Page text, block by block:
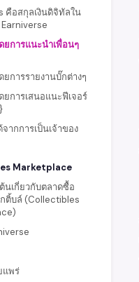
คือสกุลเงินดิจิทัลใน
ยการแนะนำเพื่อนๆ
ยการรายงานบั๊กต่างๆ
ยการเสนอแนะฟีเจอร์
จากการเป็นเจ้าของ
Marketplace
นเกี่ยวกับตลาดซื้อ
ติ้บล์ (Collectibles
แพร่